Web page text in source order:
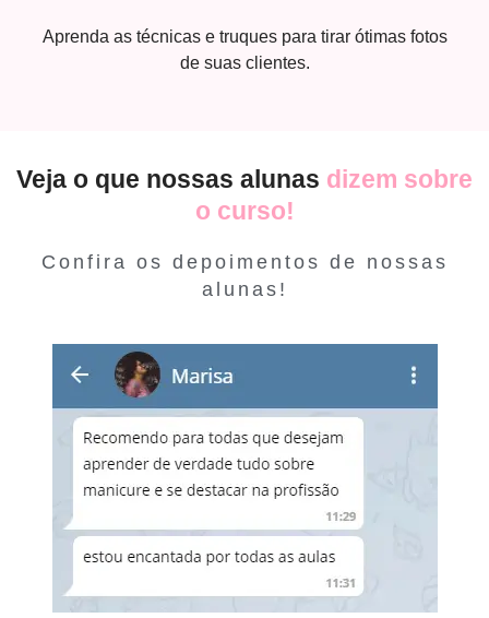
Aprenda as técnicas e truques para tirar ótimas fotos
de suas clientes.
Veja o que nossas alunas dizem sobre
o curso!
Confira os depoimentos de nossas
alunas!